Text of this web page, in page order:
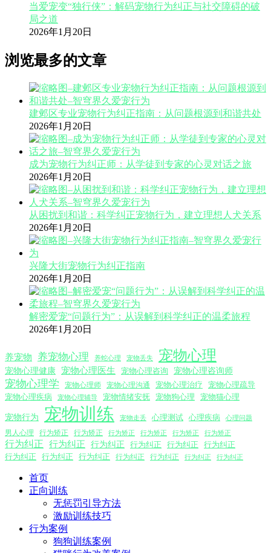
当爱宠变“独行侠”：解码宠物行为纠正与社交障碍的破
局之道
2026年1月20日
浏览最多的文章
建邺区专业宠物行为纠正指南：从问题根源到和谐共处
2026年1月20日
成为宠物行为纠正师：从学徒到专家的心灵对话之旅
2026年1月20日
从困扰到和谐：科学纠正宠物行为，建立理想人犬关系
2026年1月20日
兴隆大街宠物行为纠正指南
2026年1月20日
解密爱宠“问题行为”：从误解到科学纠正的温柔旅程
2026年1月20日
养宠物 养宠物心理 养蛇心理 宠物丢失 宠物心理
宠物心理健康 宠物心理医生 宠物心理咨询 宠物心理咨询师
宠物心理学 宠物心理师 宠物心理沟通 宠物心理治疗
宠物心理疏导
宠物心理疾病
宠物心理辅导 宠物情绪安抚 宠物狗心理 宠物猫心理
宠物行为 宠物训练 宠物走丢 心理测试 心理疾病 心理问题
男人心理 行为矫正 行为矫正 行为矫正 行为矫正 行为矫正 行为矫正
行为纠正 行为纠正 行为纠正 行为纠正 行为纠正
行为纠正
行为纠正
行为纠正 行为纠正 行为纠正 行为纠正 行为纠正 行为纠正
首页
正向训练
无惩罚引导方法
激励训练技巧
行为案例
狗狗训练案例